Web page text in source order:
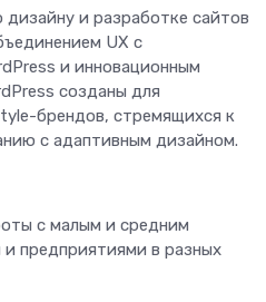
дизайну и разработке сайтов
UX с
и инновационным
созданы для
брендов, стремящихся к
с адаптивным дизайном.
с малым и средним
предприятиями в разных